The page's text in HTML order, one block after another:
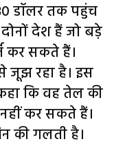
डॉलर तक पहुंच
देश हैं जो बड़े
कर सकते हैं।
जूझ रहा है। इस
कि वह तेल की
कर सकते हैं।
की गलती है।